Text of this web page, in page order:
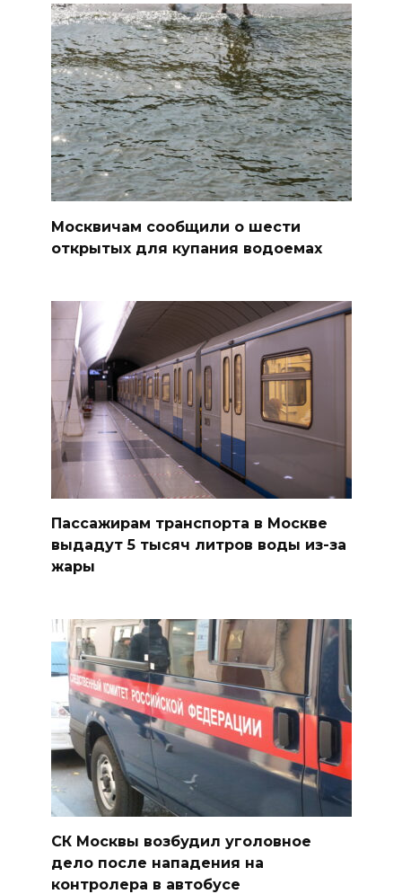
Москвичам сообщили о шести
открытых для купания водоемах
Пассажирам транспорта в Москве
выдадут 5 тысяч литров воды из-за
жары
СК Москвы возбудил уголовное
дело после нападения на
контролера в автобусе